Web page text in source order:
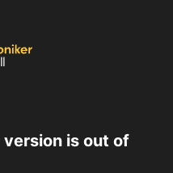
is out of